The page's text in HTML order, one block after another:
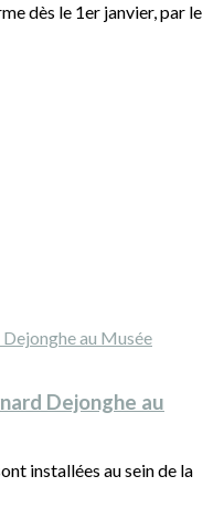
dès le 1er janvier, par le
Dejonghe au
installées au sein de la